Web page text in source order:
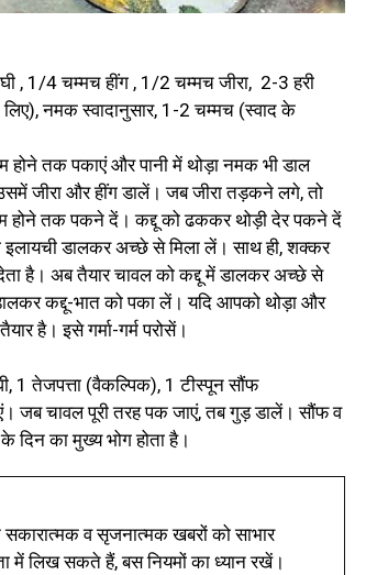
, 1/4 चम्मच हींग , 1/2 चम्मच जीरा, 2-3 हरी
नमक स्वादानुसार, 1-2 चम्मच (स्वाद के
तक पकाएं और पानी में थोड़ा नमक भी डाल
जीरा और हींग डालें। जब जीरा तड़कने लगे, तो
तक पकने दें। कद्दू को ढककर थोड़ी देर पकने दें
डालकर अच्छे से मिला लें। साथ ही, शक्कर
है। अब तैयार चावल को कद्दू में डालकर अच्छे से
कद्दू-भात को पका लें। यदि आपको थोड़ा और
है। इसे गर्मा-गर्म परोसें।
तेजपत्ता (वैकल्पिक), 1 टीस्पून सौंफ
जब चावल पूरी तरह पक जाएं, तब गुड़ डालें। सौंफ व
का मुख्य भोग होता है।
व सृजनात्मक खबरों को साभार
लिख सकते हैं, बस नियमों का ध्यान रखें।